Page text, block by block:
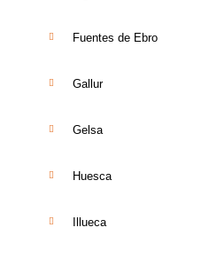
Fuentes de Ebro
Gallur
Gelsa
Huesca
Illueca